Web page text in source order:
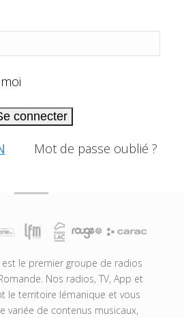
connecter
Mot de passe oublié ?
le premier groupe de radios
Nos radios, TV, App et
le territoire lémanique et vous
variée de contenus musicaux,